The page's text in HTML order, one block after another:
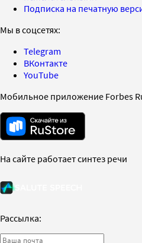
Подписка на печатную
Мы в соцсетях:
Telegram
ВКонтакте
YouTube
Мобильное приложение Forbes
На сайте работает синтез речи
Рассылка: